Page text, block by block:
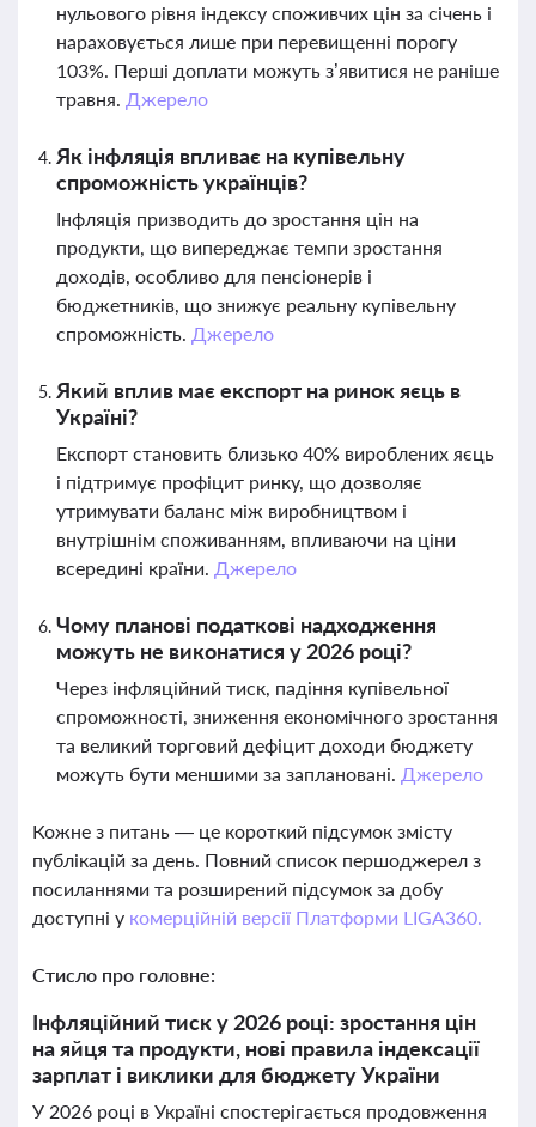
нульового рівня індексу споживчих цін за січень і
нараховується лише при перевищенні порогу
103%. Перші доплати можуть з’явитися не раніше
травня. Джерело
Як інфляція впливає на купівельну
спроможність українців?
Інфляція призводить до зростання цін на
продукти, що випереджає темпи зростання
доходів, особливо для пенсіонерів і
бюджетників, що знижує реальну купівельну
спроможність. Джерело
Який вплив має експорт на ринок яєць в
Україні?
Експорт становить близько 40% вироблених яєць
і підтримує профіцит ринку, що дозволяє
утримувати баланс між виробництвом і
внутрішнім споживанням, впливаючи на ціни
всередині країни. Джерело
Чому планові податкові надходження
можуть не виконатися у 2026 році?
Через інфляційний тиск, падіння купівельної
спроможності, зниження економічного зростання
та великий торговий дефіцит доходи бюджету
можуть бути меншими за заплановані. Джерело
Кожне з питань — це короткий підсумок змісту
публікацій за день. Повний список першоджерел з
посиланнями та розширений підсумок за добу
доступні у комерційній версії Платформи LIGA360.
Стисло про головне:
Інфляційний тиск у 2026 році: зростання цін
на яйця та продукти, нові правила індексації
зарплат і виклики для бюджету України
У 2026 році в Україні спостерігається продовження